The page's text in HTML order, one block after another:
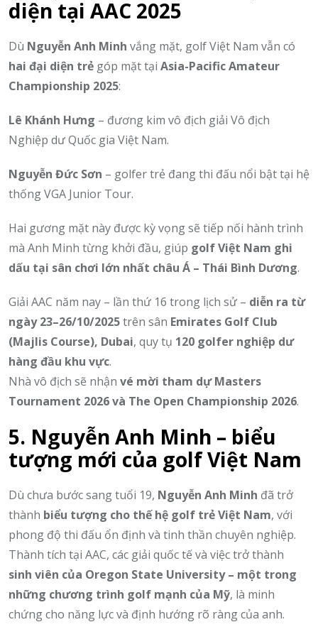
diện tại AAC 2025
Dù Nguyễn Anh Minh vắng mặt, golf Việt Nam vẫn có
hai đại diện trẻ góp mặt tại Asia-Pacific Amateur
Championship 2025:
Lê Khánh Hưng – đương kim vô địch giải Vô địch
Nghiệp dư Quốc gia Việt Nam.
Nguyễn Đức Sơn – golfer trẻ đang thi đấu nổi bật tại hệ
thống VGA Junior Tour.
Hai gương mặt này được kỳ vọng sẽ tiếp nối hành trình
mà Anh Minh từng khởi đầu, giúp golf Việt Nam ghi
dấu tại sân chơi lớn nhất châu Á – Thái Bình Dương.
Giải AAC năm nay – lần thứ 16 trong lịch sử – diễn ra từ
ngày 23–26/10/2025trên sân Emirates Golf Club
(Majlis Course), Dubai, quy tụ 120 golfer nghiệp dư
hàng đầu khu vực.
Nhà vô địch sẽ nhận vé mời tham dự Masters
Tournament 2026 và The Open Championship 2026.
5. Nguyễn Anh Minh – biểu
tượng mới của golf Việt Nam
Dù chưa bước sang tuổi 19, Nguyễn Anh Minh đã trở
thành biểu tượng cho thế hệ golf trẻ Việt Nam, với
phong độ thi đấu ổn định và tinh thần chuyên nghiệp.
Thành tích tại AAC, các giải quốc tế và việc trở thành
sinh viên của Oregon State University – một trong
những chương trình golf mạnh của Mỹ, là minh
chứng cho năng lực và định hướng rõ ràng của anh.